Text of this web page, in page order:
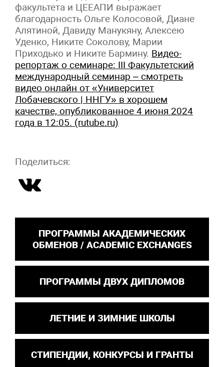
факультета и ЦЕЕАПИ выражает
благодарность Ольге Колосовой, Диане
Алятиной, Давиду Манукяну, Алексею
Уденко, Никите Соколову, Марии
Приходько и Никите Бармину. Видео-
репортаж о семинаре: III Факультетский
международный семинар – смотреть
видео онлайн от «Университет
Лобачевского | ННГУ» в хорошем
качестве, опубликованное 4 июня 2024
года в 12:05. (rutube.ru)
Поделиться:
ПРОГРАММЫ АКАДЕМИЧЕСКИХ
ОБМЕНОВ / ACADEMIC EXCHANGES
ПРОГРАММЫ ДВУХ ДИПЛОМОВ
ЛЕТНИЕ И ЗИМНИЕ ШКОЛЫ
СТИПЕНДИИ, КОНКУРСЫ И ГРАНТЫ